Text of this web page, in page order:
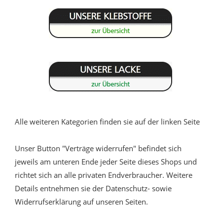
Alle weiteren Kategorien finden sie auf der linken Seite
Unser Button "Verträge widerrufen" befindet sich
jeweils am unteren Ende jeder Seite dieses Shops und
richtet sich an alle privaten Endverbraucher. Weitere
Details entnehmen sie der Datenschutz- sowie
Widerrufserklärung auf unseren Seiten.